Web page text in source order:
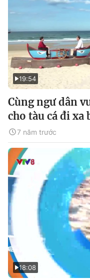
19:54
Cùng ngư dân
cho tàu cá đi xa
7 năm trước
18:08